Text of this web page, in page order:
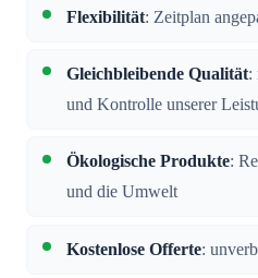
Flexibilität: Zeitplan
Gleichbleibende Qualität:
und Kontrolle unserer
Ökologische Produkte:
und die Umwelt
Kostenlose Offerte: